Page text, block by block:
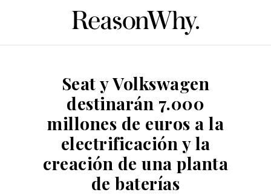
Seat y Volkswagen
destinarán 7.000
millones de euros a la
electrificación y la
creación de una planta
de baterías